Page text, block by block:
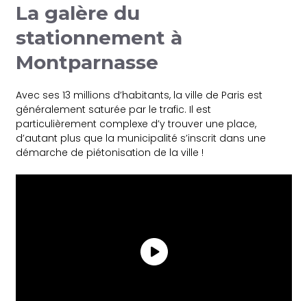
La galère du
stationnement à
Montparnasse
Avec ses 13 millions d’habitants, la ville de Paris est
généralement saturée par le trafic. Il est
particulièrement complexe d’y trouver une place,
d’autant plus que la municipalité s’inscrit dans une
démarche de piétonisation de la ville !